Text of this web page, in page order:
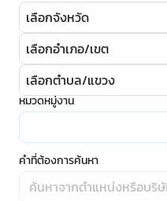
เลือกจังหวัด
เลือกอำเภอ/เขต
เลือกตำบล/แขวง
หมวดหมู่งาน
คำที่ต้องการค้นหา